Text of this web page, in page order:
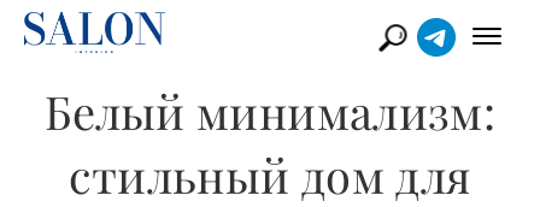
Белый минимализм:
стильный дом для